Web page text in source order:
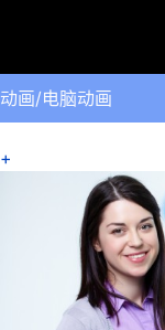
动画/电脑动画
+